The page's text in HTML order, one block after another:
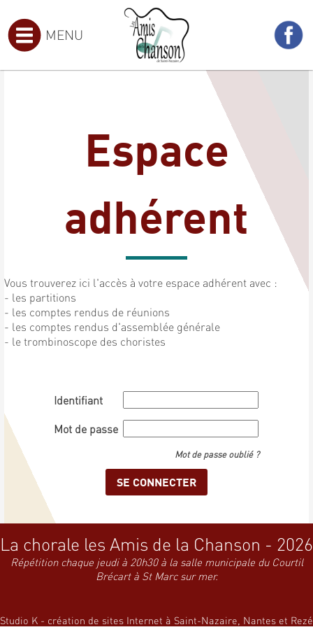
MENU
Espace
adhérent
Vous trouverez ici l'accès à votre espace adhérent avec :
- les partitions
- les comptes rendus de réunions
- les comptes rendus d'assemblée générale
- le trombinoscope des choristes
Identifiant
Mot de passe
Mot de passe oublié ?
La chorale les Amis de la Chanson - 2026
Répétition chaque jeudi à 20h30 à la salle municipale du Courtil
Brécart à St Marc sur mer.
Studio K - création de sites Internet à Saint-Nazaire, Nantes et Rezé